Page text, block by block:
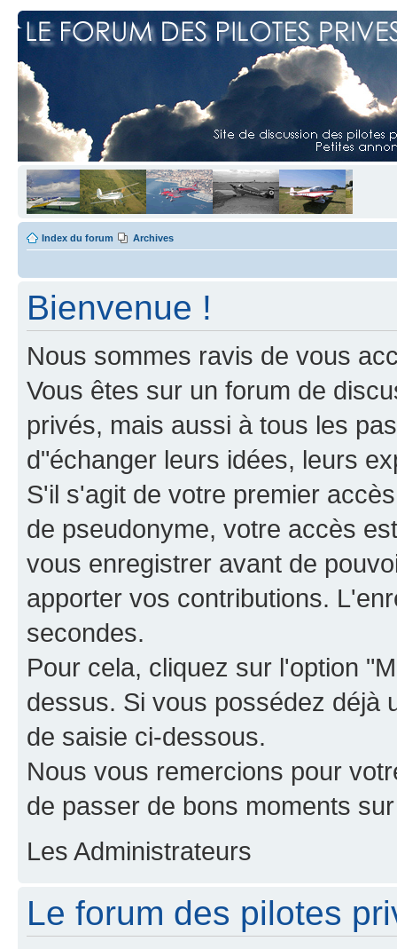
Index du forum Archives
Bienvenue !
Nous sommes ravis de vous
Vous êtes sur un forum de
privés, mais aussi à tous les
d"échanger leurs idées, leurs
S'il s'agit de votre premier
de pseudonyme, votre accès
vous enregistrer avant de
apporter vos contributions.
secondes.
Pour cela, cliquez sur l'option
dessus. Si vous possédez déjà
de saisie ci-dessous.
Nous vous remercions pour
de passer de bons moments
Les Administrateurs
Le forum des pilotes